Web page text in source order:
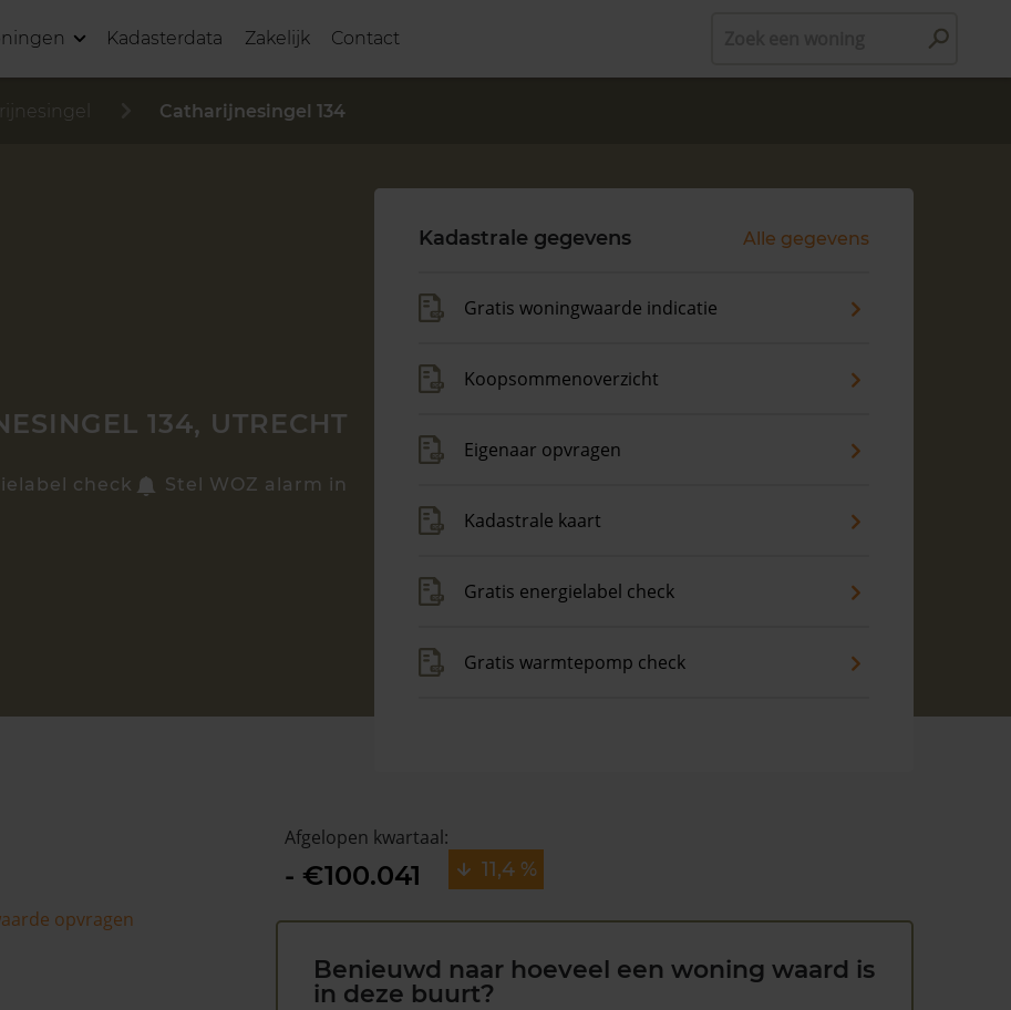
Kadasterdata Zakelijk Contact
Catharijnesingel 134
134, UTRECHT
check Stel WOZ alarm in
Kadastrale gegevens Alle gegevens
Gratis woningwaarde indicatie
Koopsommenoverzicht
Eigenaar opvragen
Kadastrale kaart
Gratis energielabel check
Gratis warmtepomp check
opvragen
Afgelopen kwartaal:
- €100.041 11,4 %
Benieuwd naar hoeveel een woning waard is
in deze buurt?